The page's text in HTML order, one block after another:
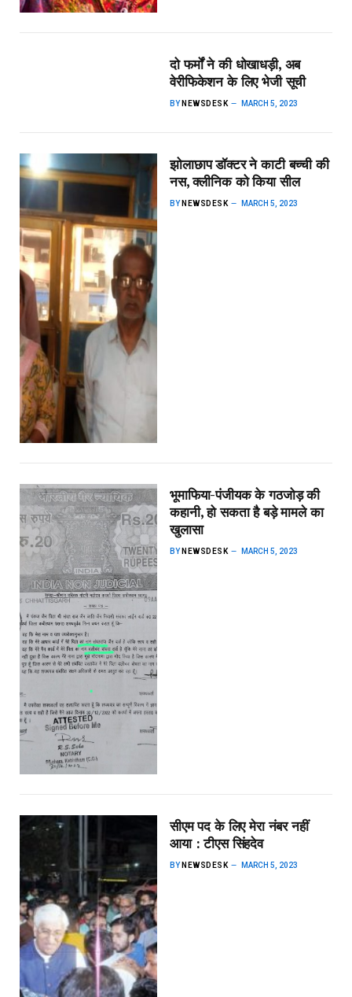
दो फर्मों ने की धोखाधड़ी, अब
वेरीफिकेशन के लिए भेजी सूची
BY NEWSDESK MARCH 5, 2023
झोलाछाप डॉक्टर ने काटी बच्ची की
नस, क्लीनिक को किया सील
BY NEWSDESK MARCH 5, 2023
भूमाफिया-पंजीयक के गठजोड़ की
कहानी, हो सकता है बड़े मामले का
खुलासा
BY NEWSDESK MARCH 5, 2023
सीएम पद के लिए मेरा नंबर नहीं
आया : टीएस सिंहदेव
BY NEWSDESK MARCH 5, 2023